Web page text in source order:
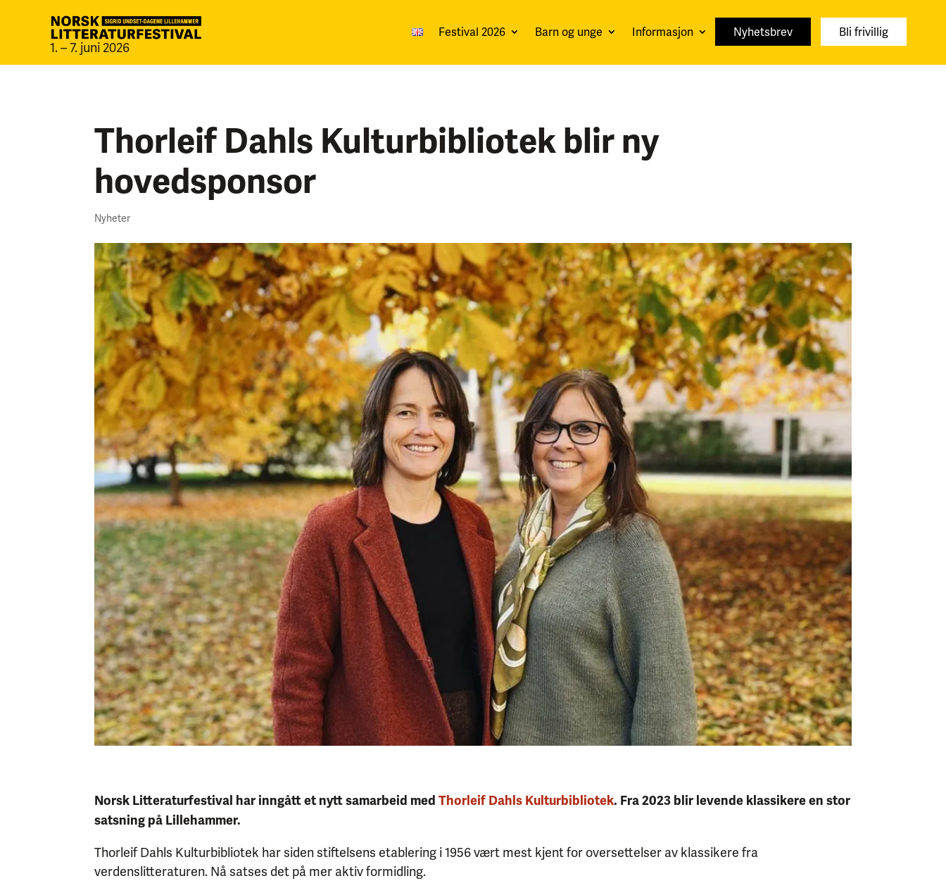
1. – 7. juni 2026
Festival 2026 Barn og unge Informasjon Nyhetsbrev Bli frivillig
Thorleif Dahls Kulturbibliotek blir ny
hovedsponsor
Nyheter
Norsk Litteraturfestival har inngått et nytt samarbeid medThorleif Dahls Kulturbibliotek. Fra 2023 blir levende klassikere en stor
satsning på Lillehammer.
Thorleif Dahls Kulturbibliotek har siden stiftelsens etablering i 1956 vært mest kjent for oversettelser av klassikere fra
verdenslitteraturen. Nå satses det på mer aktiv formidling.